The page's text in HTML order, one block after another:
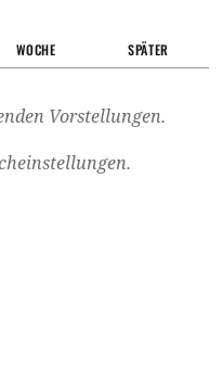
WOCHE SPÄTER
Vorstellungen.